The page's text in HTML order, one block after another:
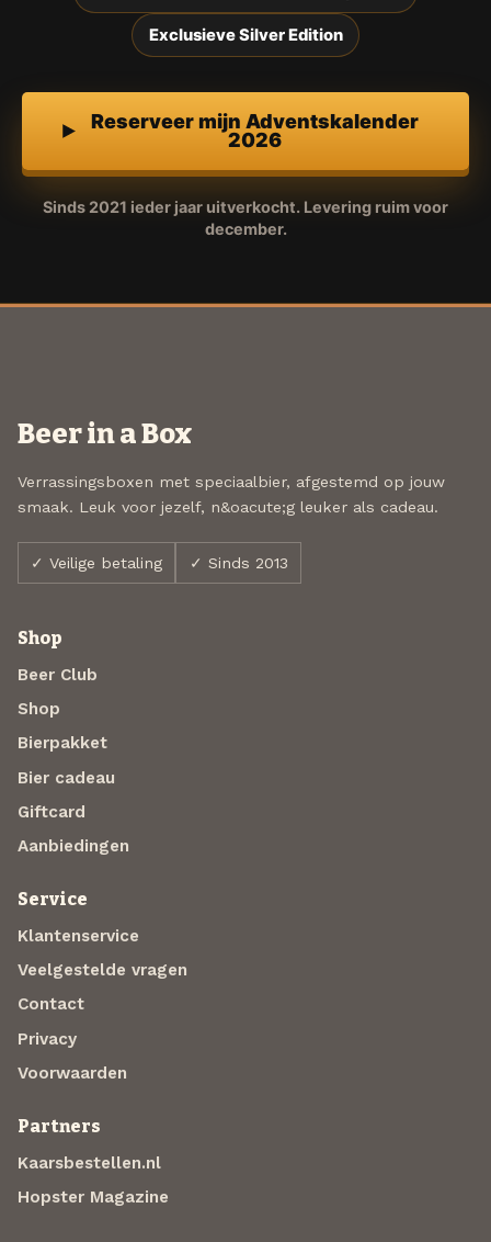
Exclusieve Silver Edition
Reserveer mijn Adventskalender
2026
Sinds 2021 ieder jaar uitverkocht. Levering ruim voor
december.
Beer in a Box
Verrassingsboxen met speciaalbier, afgestemd op jouw
smaak. Leuk voor jezelf, n&oacute;g leuker als cadeau.
✓ Veilige betaling ✓ Sinds 2013
Shop
Beer Club
Shop
Bierpakket
Bier cadeau
Giftcard
Aanbiedingen
Service
Klantenservice
Veelgestelde vragen
Contact
Privacy
Voorwaarden
Partners
Kaarsbestellen.nl
Hopster Magazine